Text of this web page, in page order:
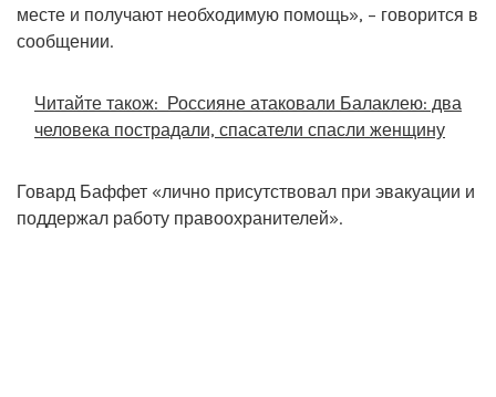
месте и получают необходимую помощь», – говорится в
сообщении.
Читайте також: Россияне атаковали Балаклею: два
человека пострадали, спасатели спасли женщину
Говард Баффет «лично присутствовал при эвакуации и
поддержал работу правоохранителей».